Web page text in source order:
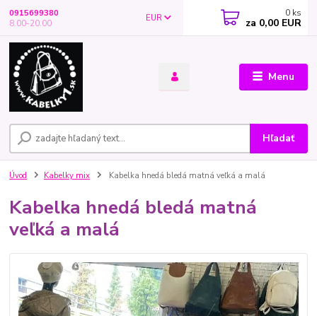
Menu
EUR
Hľadať
0915699380
8.00-20.00
0 ks
za 0,00 EUR
Úvod Kabelky mix Kabelka hnedá bledá matná veľká a malá
Kabelka hnedá bledá matná
veľká a malá